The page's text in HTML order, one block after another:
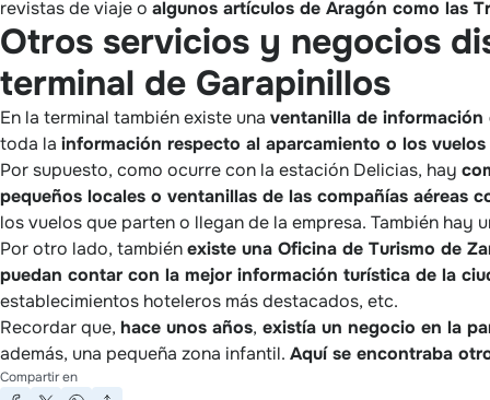
revistas de viaje o algunos artículos de Aragón como las
Otros servicios y negocios
terminal de Garapinillos
En la terminal también existe una ventanilla de información
toda la información respecto al aparcamiento o los
Por supuesto, como ocurre con la estación Delicias, hay
pequeños locales o ventanillas de las compañías aéreas
los vuelos que parten o llegan de la empresa. También hay
Por otro lado, tambiénexiste una Oficina de Turismo de
puedan contar con la mejor información turística de la
establecimientos hoteleros más destacados, etc.
Recordar que, hace unos años, existía un negocio en la
además, una pequeña zona infantil. Aquí se encontraba
Compartir en